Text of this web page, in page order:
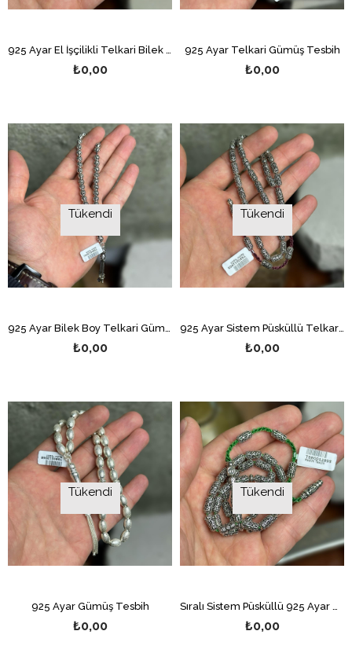
₺0,00
925 Ayar Telkari Gümüş Tesbih
₺0,00
Tükendi
₺0,00
Tükendi
₺0,00
Tükendi
925 Ayar Gümüş Tesbih
₺0,00
Tükendi
₺0,00